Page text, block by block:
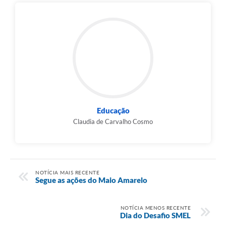
Educação
Claudia de Carvalho Cosmo
NOTÍCIA MAIS RECENTE
Segue as ações do Maio Amarelo
NOTÍCIA MENOS RECENTE
Dia do Desafio SMEL